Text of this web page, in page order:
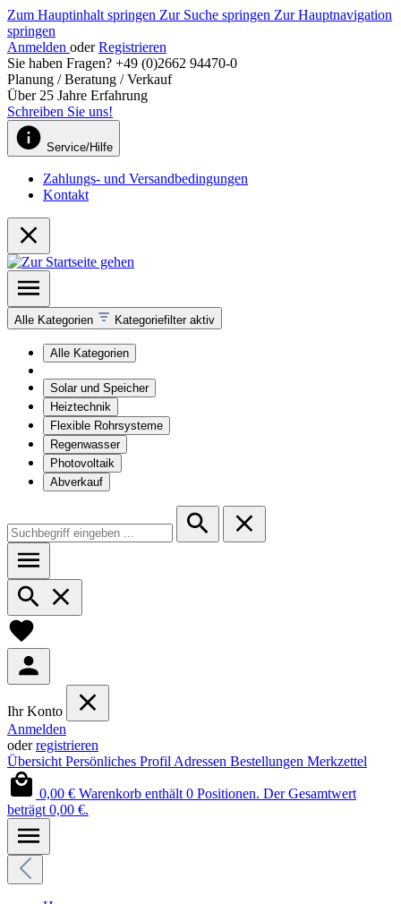
Zum Hauptinhalt springen Zur Suche springen Zur Hauptnavigation
springen
Anmelden oder Registrieren
Sie haben Fragen? +49 (0)2662 94470-0
Planung / Beratung / Verkauf
Über 25 Jahre Erfahrung
Schreiben Sie uns!
Service/Hilfe
Zahlungs- und Versandbedingungen
Kontakt
Alle Kategorien Kategoriefilter aktiv
Alle Kategorien
Solar und Speicher
Heiztechnik
Flexible Rohrsysteme
Regenwasser
Photovoltaik
Abverkauf
Ihr Konto
Anmelden
oderregistrieren
Übersicht Persönliches Profil Adressen Bestellungen Merkzettel
0,00 € Warenkorb enthält 0 Positionen. Der Gesamtwert
beträgt 0,00 €.